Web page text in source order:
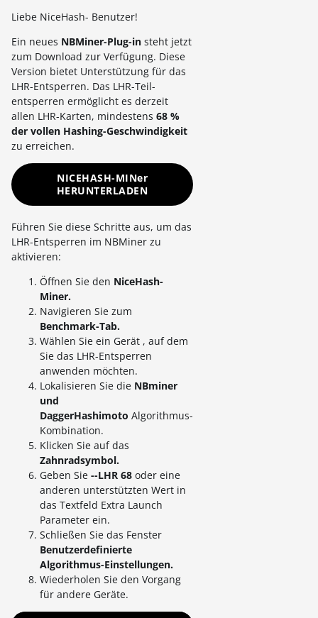
Liebe NiceHash- Benutzer!
Ein neues NBMiner-Plug-in steht jetzt
zum Download zur Verfügung. Diese
Version bietet Unterstützung für das
LHR-Entsperren. Das LHR-Teil-
entsperren ermöglicht es derzeit
allen LHR-Karten, mindestens 68 %
der vollen Hashing-Geschwindigkeit
zu erreichen.
NICEHASH-MINer
HERUNTERLADEN
Führen Sie diese Schritte aus, um das
LHR-Entsperren im NBMiner zu
aktivieren:
Öffnen Sie den NiceHash-
Miner.
Navigieren Sie zum
Benchmark-Tab.
Wählen Sie ein Gerät , auf dem
Sie das LHR-Entsperren
anwenden möchten.
Lokalisieren Sie die NBminer
und
DaggerHashimoto Algorithmus-
Kombination.
Klicken Sie auf das
Zahnradsymbol.
Geben Sie --LHR 68 oder eine
anderen unterstützten Wert in
das Textfeld Extra Launch
Parameter ein.
Schließen Sie das Fenster
Benutzerdefinierte
Algorithmus-Einstellungen.
Wiederholen Sie den Vorgang
für andere Geräte.